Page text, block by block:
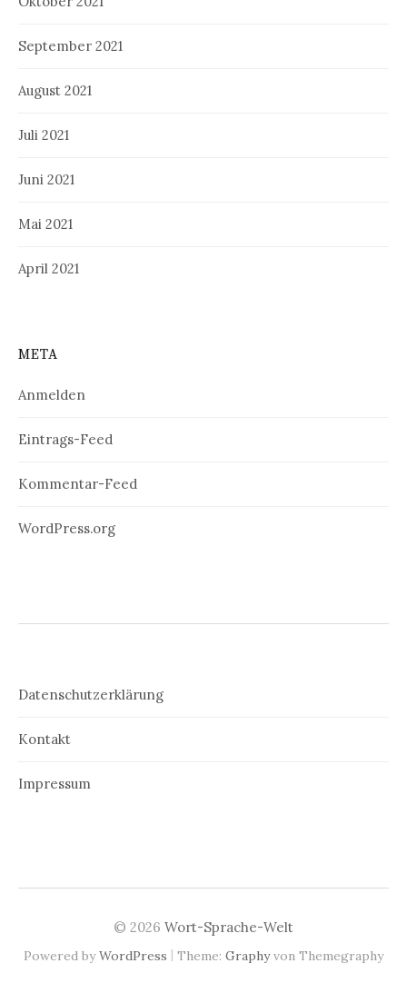
September 2021
August 2021
Juli 2021
Juni 2021
Mai 2021
April 2021
META
Anmelden
Eintrags-Feed
Kommentar-Feed
WordPress.org
Datenschutzerklärung
Kontakt
Impressum
© 2026 Wort-Sprache-Welt
Powered byWordPress | Theme: Graphyvon Themegraphy